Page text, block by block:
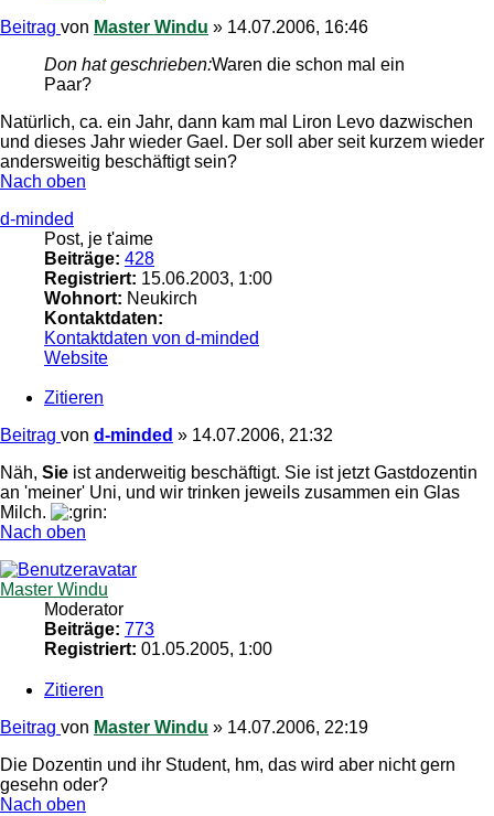
Beitrag von Master Windu » 14.07.2006, 16:46
Don hat geschrieben:Waren die schon mal ein
Paar?
Natürlich, ca. ein Jahr, dann kam mal Liron Levo dazwischen
und dieses Jahr wieder Gael. Der soll aber seit kurzem wieder
andersweitig beschäftigt sein?
Nach oben
d-minded
Post, je t'aime
Beiträge: 428
Registriert: 15.06.2003, 1:00
Wohnort: Neukirch
Kontaktdaten:
Kontaktdaten von d-minded
Website
Zitieren
Beitrag von d-minded » 14.07.2006, 21:32
Näh, Sie ist anderweitig beschäftigt. Sie ist jetzt Gastdozentin
an 'meiner' Uni, und wir trinken jeweils zusammen ein Glas
Milch.
Nach oben
Master Windu
Moderator
Beiträge: 773
Registriert: 01.05.2005, 1:00
Zitieren
Beitrag von Master Windu » 14.07.2006, 22:19
Die Dozentin und ihr Student, hm, das wird aber nicht gern
gesehn oder?
Nach oben